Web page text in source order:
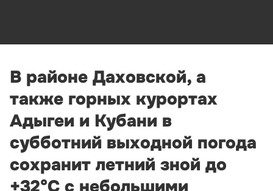
В районе Даховской, а
также горных курортах
Адыгеи и Кубани в
субботний выходной погода
сохранит летний зной до